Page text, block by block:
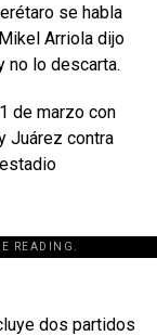
se habla
Arriola dijo
no lo descarta.
de marzo con
Juárez contra
READING.
dos partidos